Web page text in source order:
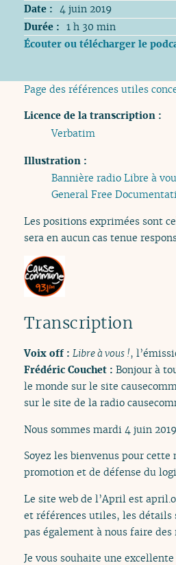
Date : 4 juin 2019
Durée : 1 h 30 min
Écouter ou télécharger le
Page des références utiles
Licence de la transcription :
Verbatim
Illustration :
Bannière radio Libre à
General Free
Les positions exprimées sont
sera en aucun cas tenue
Transcription
Voix off : Libre à vous !,
Frédéric Couchet : Bonjour à
le monde sur le site
sur le site de la radio
Nous sommes mardi 4 juin
Soyez les bienvenus pour
promotion et de défense du
Le site web de l’April est
et références utiles, les détails
pas également à nous faire
Je vous souhaite une excellente